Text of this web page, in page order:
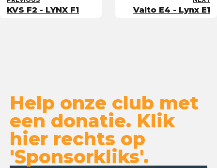
KVS F2 - LYNX F1 Valto E4 - Lynx E1
Help onze club met
een donatie. Klik
hier rechts op
'Sponsorkliks'.